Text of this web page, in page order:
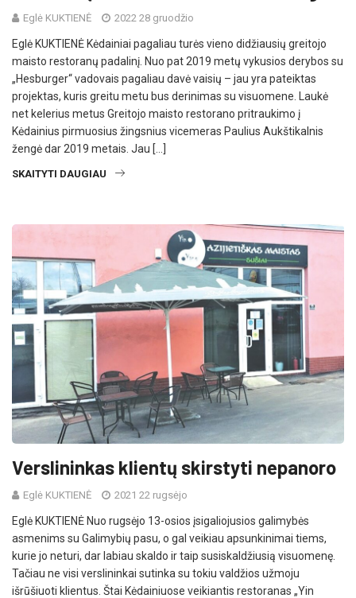
Eglė KUKTIENĖ 2022 28 gruodžio
Eglė KUKTIENĖ Kėdainiai pagaliau turės vieno didžiausių greitojo
maisto restoranų padalinį. Nuo pat 2019 metų vykusios derybos su
„Hesburger“ vadovais pagaliau davė vaisių – jau yra pateiktas
projektas, kuris greitu metu bus derinimas su visuomene. Laukė
net kelerius metus Greitojo maisto restorano pritraukimo į
Kėdainius pirmuosius žingsnius vicemeras Paulius Aukštikalnis
žengė dar 2019 metais. Jau […]
SKAITYTI DAUGIAU
Verslininkas klientų skirstyti nepanoro
Eglė KUKTIENĖ 2021 22 rugsėjo
Eglė KUKTIENĖ Nuo rugsėjo 13-osios įsigaliojusios galimybės
asmenims su Galimybių pasu, o gal veikiau apsunkinimai tiems,
kurie jo neturi, dar labiau skaldo ir taip susiskaldžiusią visuomenę.
Tačiau ne visi verslininkai sutinka su tokiu valdžios užmoju
išrūšiuoti klientus. Štai Kėdainiuose veikiantis restoranas „Yin